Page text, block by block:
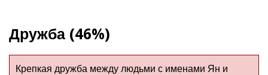
Дружба (46%)
Крепкая дружба между людьми с именами Ян и